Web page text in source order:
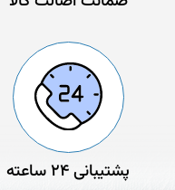
پشتیبانی 24 ساعته